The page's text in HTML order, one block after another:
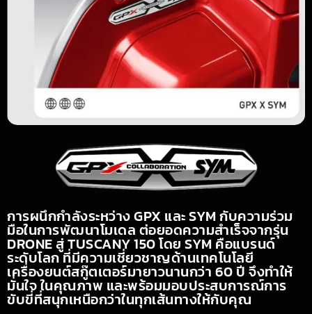
การผนึกกำลังระหว่าง GPX และ SYM กับความร่วม
มือในการพัฒนาโมเดล ต่อยอดความสำเร็จจากรุ่น
DRONE สู่ TUSCANY 150 โดย SYM คือแบรนด์
ระดับโลก ที่มีความเชี่ยวชาญด้านเทคโนโลยี
เครื่องยนต์สกู๊ตเตอร์มายาวนานกว่า 60 ปี จึงทำให้
มั่นใจ ในคุณภาพ และพร้อมมอบประสบการณ์การ
ขับขี่ที่สนุกเหนือกว่าในทุกเส้นทางให้กับคุณ